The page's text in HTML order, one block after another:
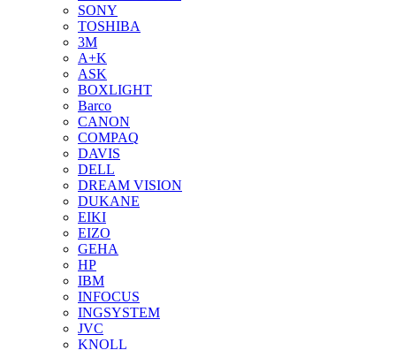
SONY
TOSHIBA
3М
A+K
ASK
BOXLIGHT
Barco
CANON
COMPAQ
DAVIS
DELL
DREAM VISION
DUKANE
EIKI
EIZO
GEHA
HP
IBM
INFOCUS
INGSYSTEM
JVC
KNOLL